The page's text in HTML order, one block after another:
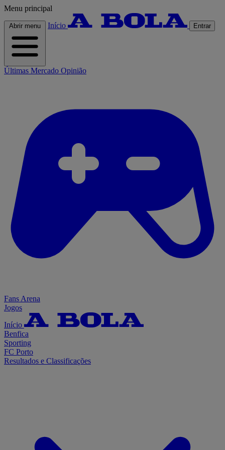
Menu principal
Abrir menu Início Entrar
Últimas Mercado Opinião
Fans Arena
Jogos
Início
Benfica
Sporting
FC Porto
Resultados e Classificações